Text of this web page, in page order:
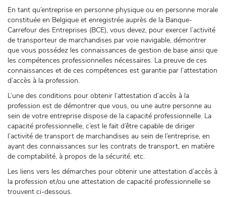
En tant qu’entreprise en personne physique ou en personne morale
constituée en Belgique et enregistrée auprès de la Banque-
Carrefour des Entreprises (BCE), vous devez, pour exercer l’activité
de transporteur de marchandises par voie navigable, démontrer
que vous possédez les connaissances de gestion de base ainsi que
les compétences professionnelles nécessaires. La preuve de ces
connaissances et de ces compétences est garantie par l’attestation
d’accès à la profession.
L’une des conditions pour obtenir l’attestation d’accès à la
profession est de démontrer que vous, ou une autre personne au
sein de votre entreprise dispose de la capacité professionnelle. La
capacité professionnelle, c’est le fait d’être capable de diriger
l’activité de transport de marchandises au sein de l’entreprise, en
ayant des connaissances sur les contrats de transport, en matière
de comptabilité, à propos de la sécurité, etc.
Les liens vers les démarches pour obtenir une attestation d’accès à
la profession et/ou une attestation de capacité professionnelle se
trouvent ci-dessous.